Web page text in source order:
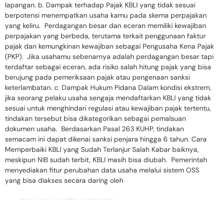
lapangan. b. Dampak terhadap Pajak KBLI yang tidak sesuai
berpotensi menempatkan usaha kamu pada skema perpajakan
yang keliru. Perdagangan besar dan eceran memiliki kewajiban
perpajakan yang berbeda, terutama terkait penggunaan faktur
pajak dan kemungkinan kewajiban sebagai Pengusaha Kena Pajak
(PKP). Jika usahamu sebenarnya adalah perdagangan besar tapi
terdaftar sebagai eceran, ada risiko salah hitung pajak yang bisa
berujung pada pemeriksaan pajak atau pengenaan sanksi
keterlambatan. c. Dampak Hukum Pidana Dalam kondisi ekstrem,
jika seorang pelaku usaha sengaja mendaftarkan KBLI yang tidak
sesuai untuk menghindari regulasi atau kewajiban pajak tertentu,
tindakan tersebut bisa dikategorikan sebagai pemalsuan
dokumen usaha. Berdasarkan Pasal 263 KUHP, tindakan
semacam ini dapat dikenai sanksi penjara hingga 6 tahun. Cara
Memperbaiki KBLI yang Sudah Terlanjur Salah Kabar baiknya,
meskipun NIB sudah terbit, KBLI masih bisa diubah. Pemerintah
menyediakan fitur perubahan data usaha melalui sistem OSS
yang bisa diakses secara daring oleh